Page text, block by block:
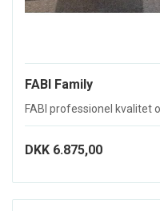
FABI Family
FABI professionel kvalitet
DKK 6.875,00